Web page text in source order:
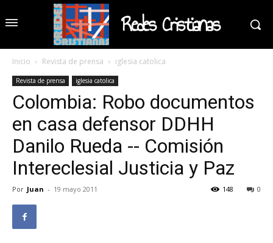
Redes Cristianas
Inicio Revista de prensa iglesia catolica
Revista de prensa iglesia catolica
Colombia: Robo documentos
en casa defensor DDHH
Danilo Rueda -- Comisión
Intereclesial Justicia y Paz
Por Juan - 19 mayo 2011 0
148